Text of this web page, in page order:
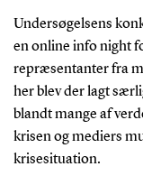
Undersøgelsens
en online info night
repræsentanter fra
her blev der lagt
blandt mange af
krisen og mediers
krisesituation.